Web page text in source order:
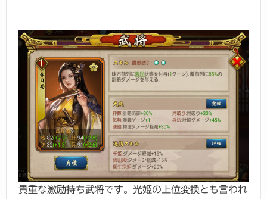
貴重な激励持ち武将です。光姫の上位変換とも言われ